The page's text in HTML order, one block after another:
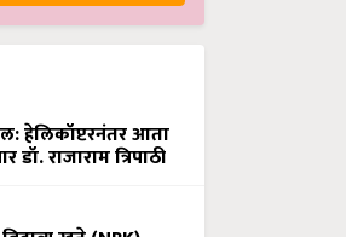
हेलिकॉप्टरनंतर आता
राजाराम त्रिपाठी